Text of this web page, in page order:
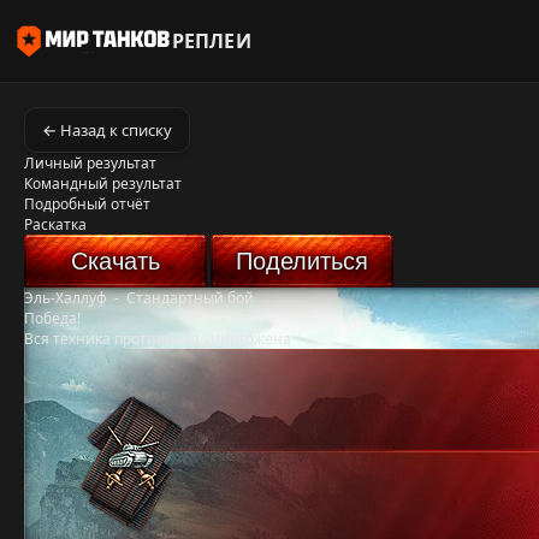
РЕПЛЕИ
← Назад к списку
Личный результат
Командный результат
Подробный отчёт
Раскатка
Скачать Поделиться
Эль-Халлуф-Стандартный бой
Победа!
Вся техника противника уничтожена